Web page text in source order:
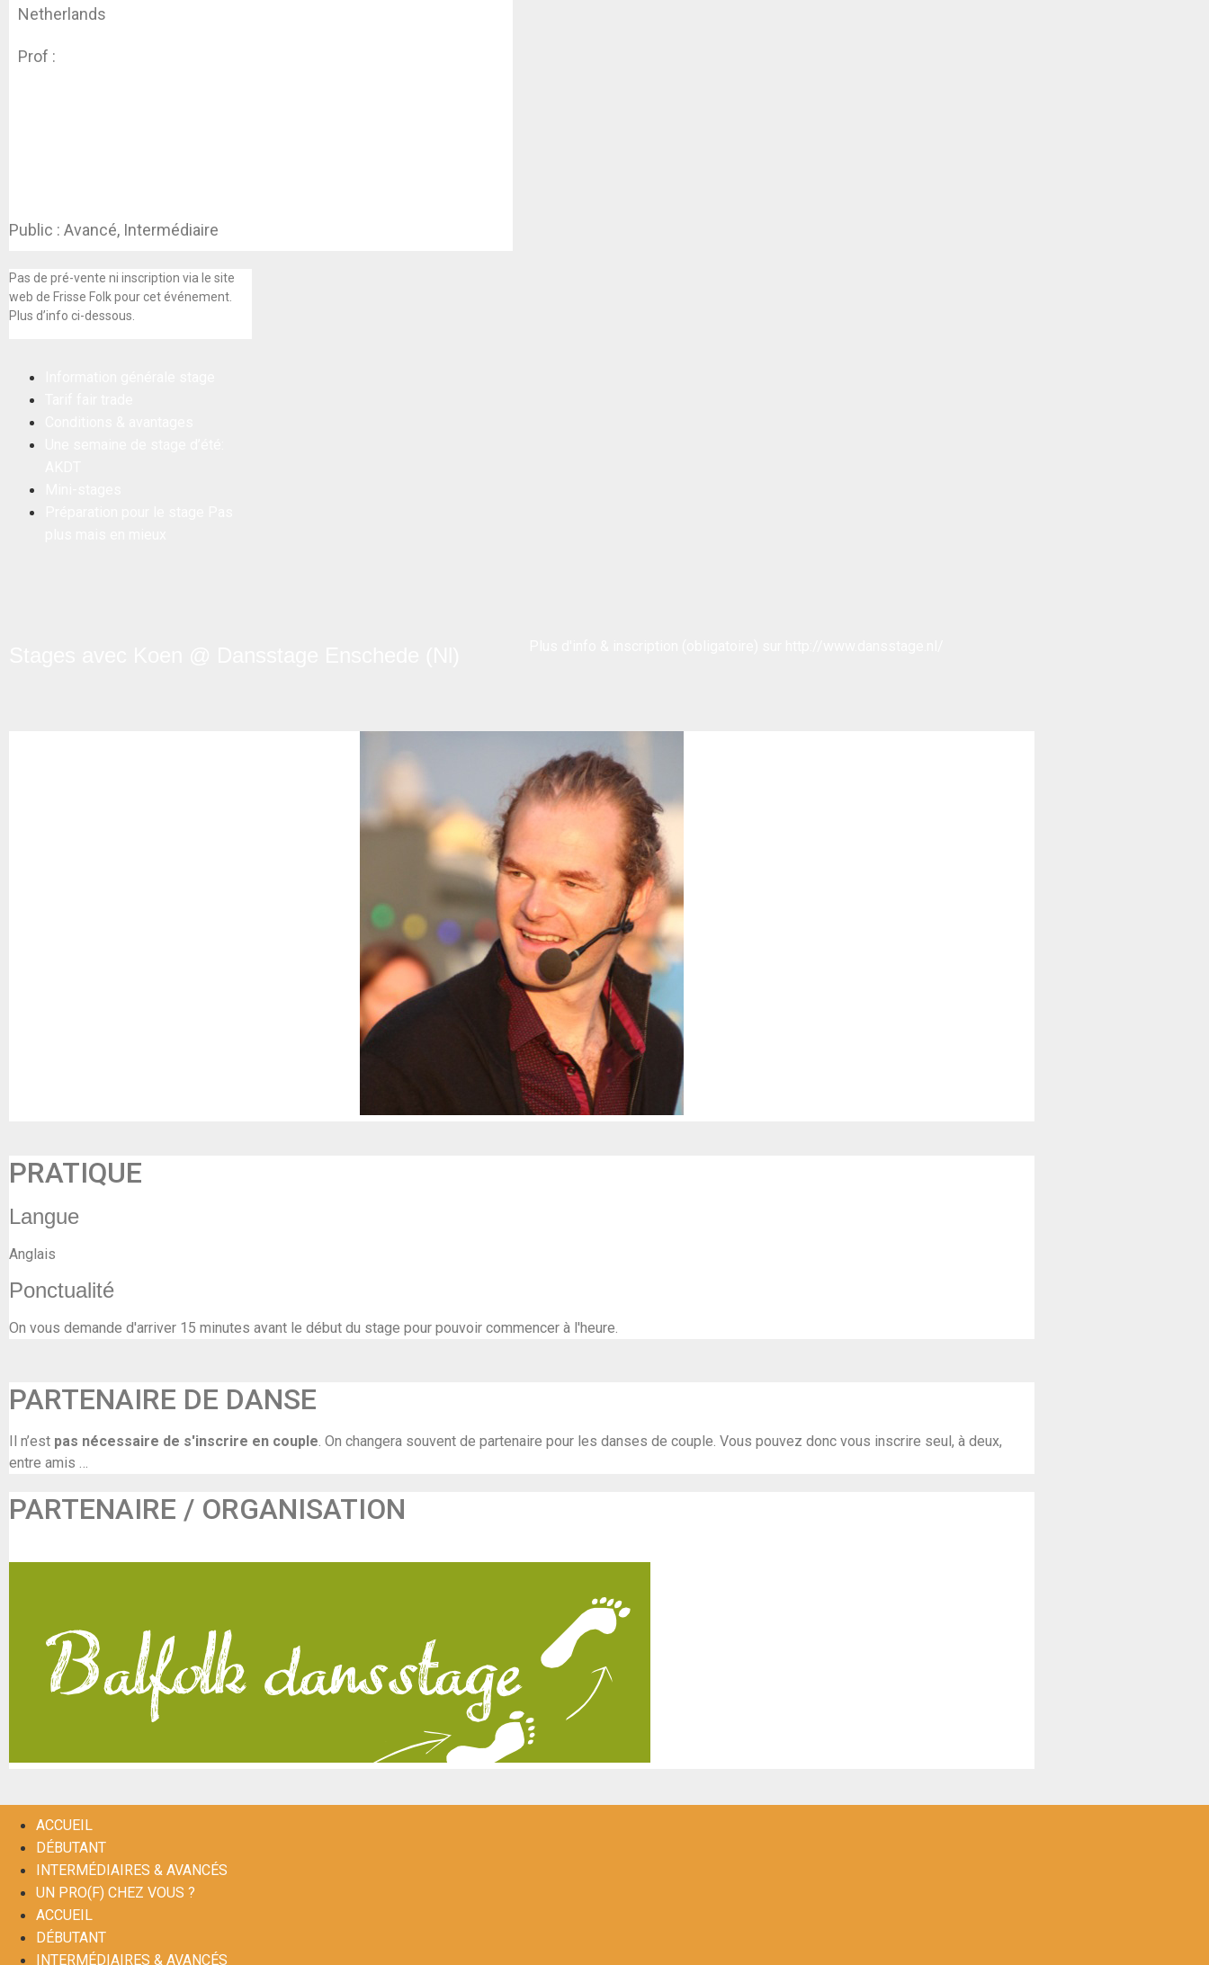
Netherlands
Prof :
Public : Avancé, Intermédiaire
Pas de pré-vente ni inscription via le site
web de Frisse Folk pour cet événement.
Plus d’info ci-dessous.
PRATIQUE
Langue
Anglais
Ponctualité
On vous demande d'arriver 15 minutes avant le début du stage pour pouvoir commencer à l'heure.
PARTENAIRE DE DANSE
Il n’est pas nécessaire de s'inscrire en couple. On changera souvent de partenaire pour les danses de couple. Vous pouvez donc vous inscrire seul, à deux,
entre amis …
PARTENAIRE / ORGANISATION
ACCUEIL
DÉBUTANT
INTERMÉDIAIRES & AVANCÉS
UN PRO(F) CHEZ VOUS ?
ACCUEIL
DÉBUTANT
INTERMÉDIAIRES & AVANCÉS